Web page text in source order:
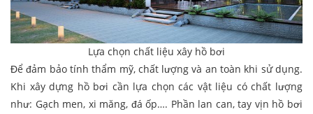
Lựa chọn chất liệu xây hồ bơi
Để đảm bảo tính thẩm mỹ, chất lượng và an toàn khi sử dụng.
Khi xây dựng hồ bơi cần lựa chọn các vật liệu có chất lượng
như: Gạch men, xi măng, đá ốp…. Phần lan can, tay vịn hồ bơi